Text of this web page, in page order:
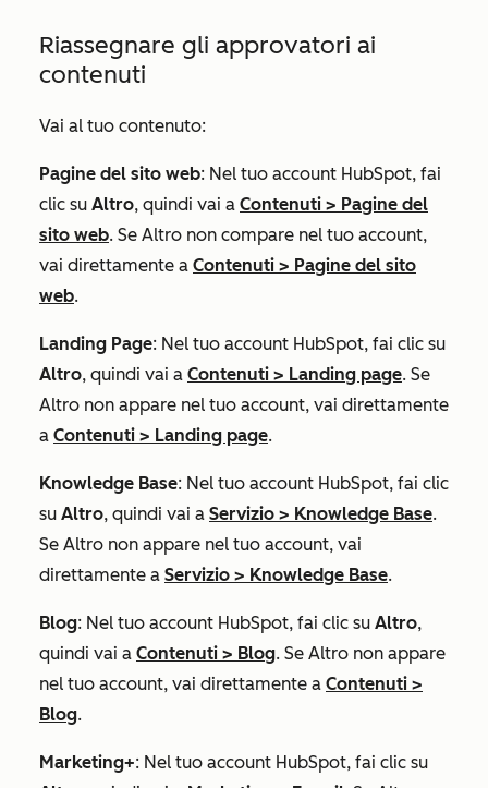
Riassegnare gli approvatori ai
contenuti
Vai al tuo contenuto:
Pagine del sito web: Nel tuo account HubSpot, fai
clic su Altro, quindi vai a Contenuti > Pagine del
sito web. Se Altro non compare nel tuo account,
vai direttamente a Contenuti > Pagine del sito
web.
Landing Page: Nel tuo account HubSpot, fai clic su
Altro, quindi vai a Contenuti > Landing page. Se
Altro non appare nel tuo account, vai direttamente
a Contenuti > Landing page.
Knowledge Base: Nel tuo account HubSpot, fai clic
su Altro, quindi vai a Servizio > Knowledge Base.
Se Altro non appare nel tuo account, vai
direttamente a Servizio > Knowledge Base.
Blog: Nel tuo account HubSpot, fai clic su Altro,
quindi vai a Contenuti > Blog. Se Altro non appare
nel tuo account, vai direttamente a Contenuti >
Blog.
Marketing+: Nel tuo account HubSpot, fai clic su